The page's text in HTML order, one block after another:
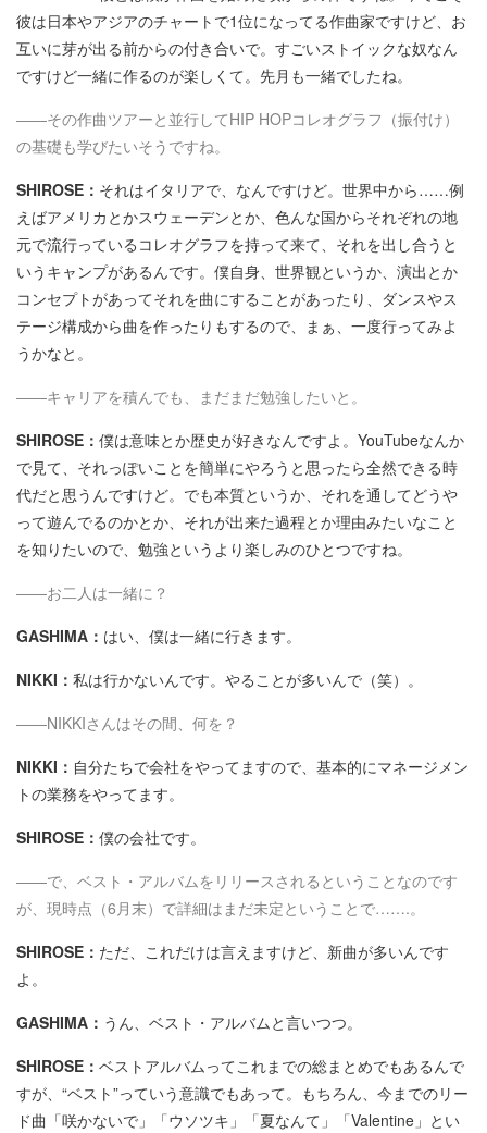
彼は日本やアジアのチャートで1位になってる作曲家ですけど、お
互いに芽が出る前からの付き合いで。すごいストイックな奴なん
ですけど一緒に作るのが楽しくて。先月も一緒でしたね。
――その作曲ツアーと並行してHIP HOPコレオグラフ（振付け）
の基礎も学びたいそうですね。
SHIROSE： それはイタリアで、なんですけど。世界中から……例
えばアメリカとかスウェーデンとか、色んな国からそれぞれの地
元で流行っているコレオグラフを持って来て、それを出し合うと
いうキャンプがあるんです。僕自身、世界観というか、演出とか
コンセプトがあってそれを曲にすることがあったり、ダンスやス
テージ構成から曲を作ったりもするので、まぁ、一度行ってみよ
うかなと。
――キャリアを積んでも、まだまだ勉強したいと。
SHIROSE： 僕は意味とか歴史が好きなんですよ。YouTubeなんか
で見て、それっぽいことを簡単にやろうと思ったら全然できる時
代だと思うんですけど。でも本質というか、それを通してどうや
って遊んでるのかとか、それが出来た過程とか理由みたいなこと
を知りたいので、勉強というより楽しみのひとつですね。
――お二人は一緒に？
GASHIMA： はい、僕は一緒に行きます。
NIKKI： 私は行かないんです。やることが多いんで（笑）。
――NIKKIさんはその間、何を？
NIKKI： 自分たちで会社をやってますので、基本的にマネージメン
トの業務をやってます。
SHIROSE： 僕の会社です。
――で、ベスト・アルバムをリリースされるということなのです
が、現時点（6月末）で詳細はまだ未定ということで…….。
SHIROSE： ただ、これだけは言えますけど、新曲が多いんです
よ。
GASHIMA： うん、ベスト・アルバムと言いつつ。
SHIROSE： ベストアルバムってこれまでの総まとめでもあるんで
すが、“ベスト”っていう意識でもあって。もちろん、今までのリー
ド曲「咲かないで」「ウソツキ」「夏なんて」「Valentine」とい